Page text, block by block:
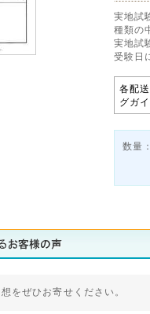
実地試
種類の
実地試
受験日
各配
グガ
数量：
をぜひお寄せください。